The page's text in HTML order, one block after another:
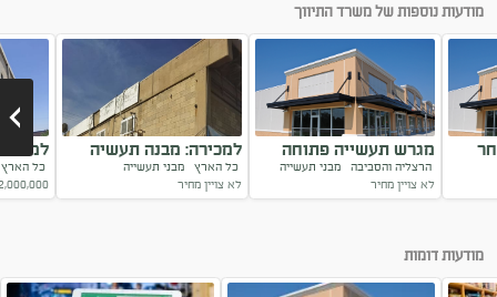
מודעות נוספות של משרד התיווך
מגרש תעשייה פתוחה
בהרצליה
הרצליה והסביבה מבני תעשייה
לא צויין מחיר
למכירה: מבנה תעשיה
כל הארץ מבני תעשייה
לא צויין מחיר
כל
מודעות דומות